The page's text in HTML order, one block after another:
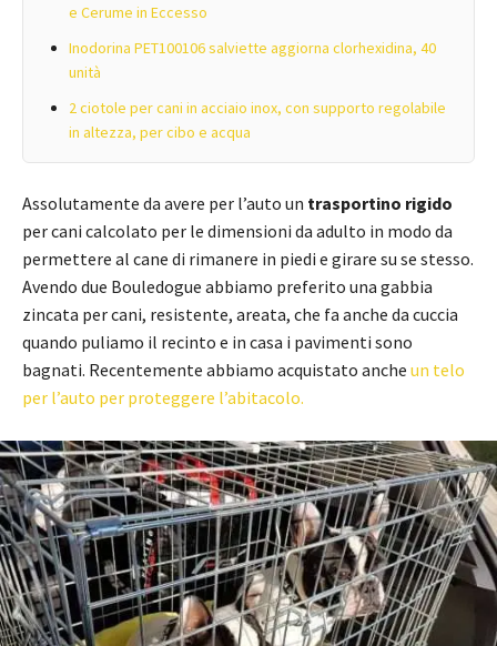
e Cerume in Eccesso
Inodorina PET100106 salviette aggiorna clorhexidina, 40
unità
2 ciotole per cani in acciaio inox, con supporto regolabile
in altezza, per cibo e acqua
Assolutamente da avere per l’auto un trasportino rigido
per cani calcolato per le dimensioni da adulto in modo da
permettere al cane di rimanere in piedi e girare su se stesso.
Avendo due Bouledogue abbiamo preferito una gabbia
zincata per cani, resistente, areata, che fa anche da cuccia
quando puliamo il recinto e in casa i pavimenti sono
bagnati. Recentemente abbiamo acquistato anche un telo
per l’auto per proteggere l’abitacolo.